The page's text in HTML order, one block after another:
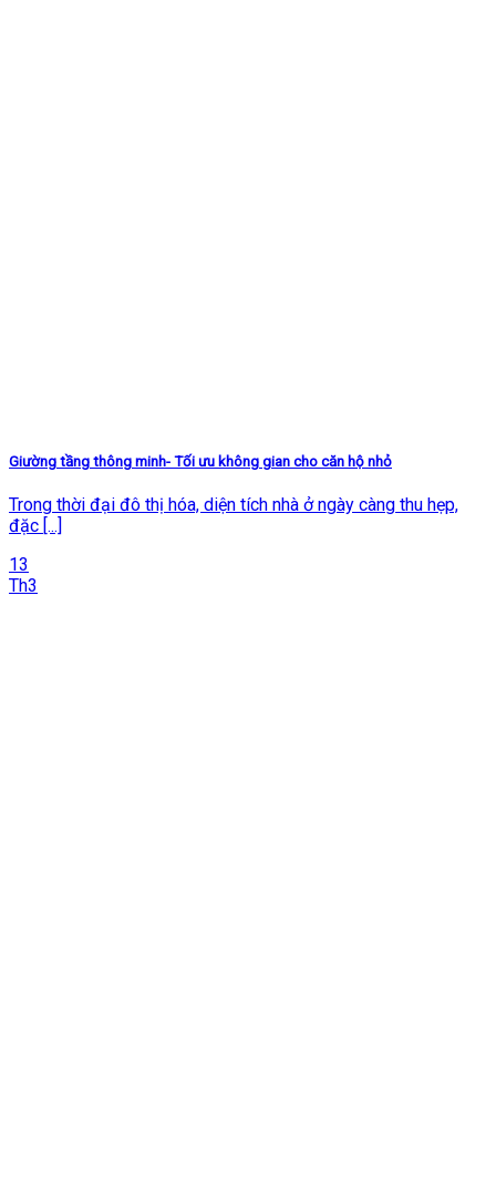
Giường tầng thông minh- Tối ưu không gian cho căn hộ nhỏ
Trong thời đại đô thị hóa, diện tích nhà ở ngày càng thu hẹp,
đặc [...]
13
Th3